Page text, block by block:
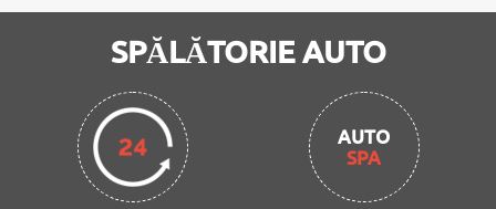
SPĂLĂTORIE AUTO
AUTO
SPA